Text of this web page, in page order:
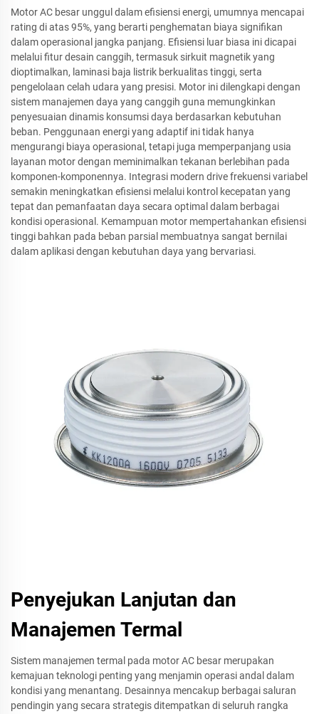
Motor AC besar unggul dalam efisiensi energi, umumnya mencapai
rating di atas 95%, yang berarti penghematan biaya signifikan
dalam operasional jangka panjang. Efisiensi luar biasa ini dicapai
melalui fitur desain canggih, termasuk sirkuit magnetik yang
dioptimalkan, laminasi baja listrik berkualitas tinggi, serta
pengelolaan celah udara yang presisi. Motor ini dilengkapi dengan
sistem manajemen daya yang canggih guna memungkinkan
penyesuaian dinamis konsumsi daya berdasarkan kebutuhan
beban. Penggunaan energi yang adaptif ini tidak hanya
mengurangi biaya operasional, tetapi juga memperpanjang usia
layanan motor dengan meminimalkan tekanan berlebihan pada
komponen-komponennya. Integrasi modern drive frekuensi variabel
semakin meningkatkan efisiensi melalui kontrol kecepatan yang
tepat dan pemanfaatan daya secara optimal dalam berbagai
kondisi operasional. Kemampuan motor mempertahankan efisiensi
tinggi bahkan pada beban parsial membuatnya sangat bernilai
dalam aplikasi dengan kebutuhan daya yang bervariasi.
Penyejukan Lanjutan dan
Manajemen Termal
Sistem manajemen termal pada motor AC besar merupakan
kemajuan teknologi penting yang menjamin operasi andal dalam
kondisi yang menantang. Desainnya mencakup berbagai saluran
pendingin yang secara strategis ditempatkan di seluruh rangka